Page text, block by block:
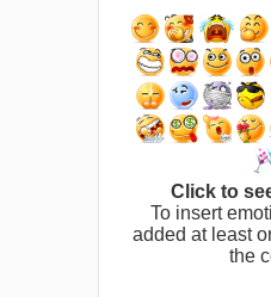
Click to
To insert
added at least
the